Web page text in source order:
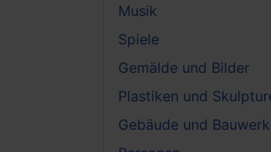
Musik
Spiele
Gemälde und Bilder
Plastiken und
Gebäude und